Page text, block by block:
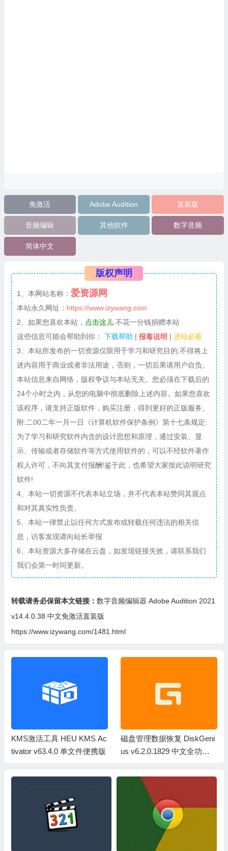
免激活 Adobe Audition 直装版
音频编辑 其他软件 数字音频
简体中文
版权声明
1、本网站名称： 爱资源网
本站永久网址： https://www.izywang.com
2、如果您喜欢本站， 点击这儿不花一分钱捐赠本站
这些信息可能会帮助到你：
下载帮助 | 报毒说明 | 进站必看
3、本站所发布的一切资源仅限用于学习和研究目的;不得将上
述内容用于商业或者非法用途，否则，一切后果请用户自负。
本站信息来自网络，版权争议与本站无关。您必须在下载后的
24个小时之内，从您的电脑中彻底删除上述内容。如果您喜欢
该程序，请支持正版软件，购买注册，得到更好的正版服务。
附:二00二年一月一日《计算机软件保护条例》第十七条规定:
为了学习和研究软件内含的设计思想和原理，通过安装、显
示、传输或者存储软件等方式使用软件的，可以不经软件著作
权人许可，不向其支付报酬!鉴于此，也希望大家按此说明研究
软件!
4、本站一切资源不代表本站立场，并不代表本站赞同其观点
和对其真实性负责。
5、本站一律禁止以任何方式发布或转载任何违法的相关信
息，访客发现请向站长举报
6、本站资源大多存储在云盘，如发现链接失效，请联系我们
我们会第一时间更新。
转载请务必保留本文链接： 数字音频编辑器 Adobe Audition 2021
v14.4.0.38 中文免激活直装版
https://www.izywang.com/1481.html
KMS激活工具 HEU KMS Ac
tivator v63.4.0 单文件便携版
磁盘管理数据恢复 DiskGeni
us v6.2.0.1829 中文全功能